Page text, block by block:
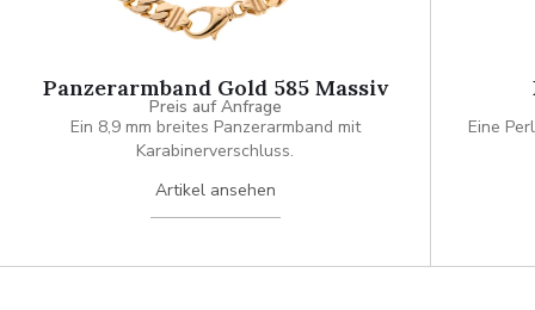
Panzerarmband Gold 585 Massiv
Preis auf Anfrage
Ein 8,9 mm breites Panzerarmband mit
Karabinerverschluss.
Artikel ansehen
Eine